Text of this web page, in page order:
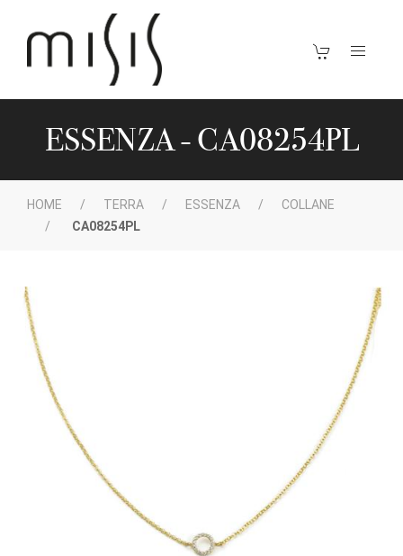
ESSENZA - CA08254PL
HOME TERRA ESSENZA
COLLANE
CA08254PL